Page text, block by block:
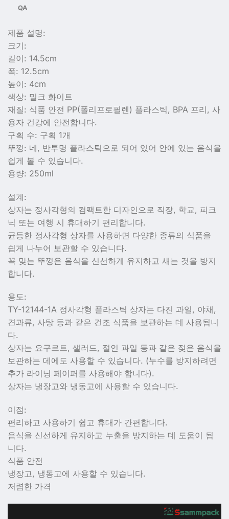
QA
제품 설명:
크기:
길이: 14.5cm
폭: 12.5cm
높이: 4cm
색상: 밀크 화이트
재질: 식품 안전 PP(폴리프로필렌) 플라스틱, BPA 프리, 사
용자 건강에 안전합니다.
구획 수: 구획 1개
뚜껑: 네, 반투명 플라스틱으로 되어 있어 안에 있는 음식을
쉽게 볼 수 있습니다.
용량: 250ml
설계:
상자는 정사각형의 컴팩트한 디자인으로 직장, 학교, 피크
닉 또는 여행 시 휴대하기 편리합니다.
균등한 정사각형 상자를 사용하면 다양한 종류의 식품을
쉽게 나누어 보관할 수 있습니다.
꼭 맞는 뚜껑은 음식을 신선하게 유지하고 새는 것을 방지
합니다.
용도:
TY-12144-1A 정사각형 플라스틱 상자는 다진 과일, 야채,
견과류, 사탕 등과 같은 건조 식품을 보관하는 데 사용됩니
다.
상자는 요구르트, 샐러드, 절인 과일 등과 같은 젖은 음식을
보관하는 데에도 사용할 수 있습니다. (누수를 방지하려면
추가 라이닝 페이퍼를 사용해야 합니다).
상자는 냉장고와 냉동고에 사용할 수 있습니다.
이점:
편리하고 사용하기 쉽고 휴대가 간편합니다.
음식을 신선하게 유지하고 누출을 방지하는 데 도움이 됩
니다.
식품 안전
냉장고, 냉동고에 사용할 수 있습니다.
저렴한 가격